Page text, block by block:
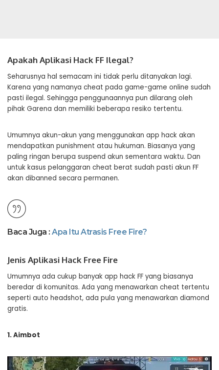
Apakah Aplikasi Hack FF Ilegal?
Seharusnya hal semacam ini tidak perlu ditanyakan lagi.
Karena yang namanya cheat pada game-game online sudah
pasti ilegal. Sehingga penggunaannya pun dilarang oleh
pihak Garena dan memiliki beberapa resiko tertentu.
Umumnya akun-akun yang menggunakan app hack akan
mendapatkan punishment atau hukuman. Biasanya yang
paling ringan berupa suspend akun sementara waktu. Dan
untuk kasus pelanggaran cheat berat sudah pasti akun FF
akan dibanned secara permanen.
Baca Juga : Apa Itu Atrasis Free Fire?
Jenis Aplikasi Hack Free Fire
Umumnya ada cukup banyak app hack FF yang biasanya
beredar di komunitas. Ada yang menawarkan cheat tertentu
seperti auto headshot, ada pula yang menawarkan diamond
gratis.
1. Aimbot